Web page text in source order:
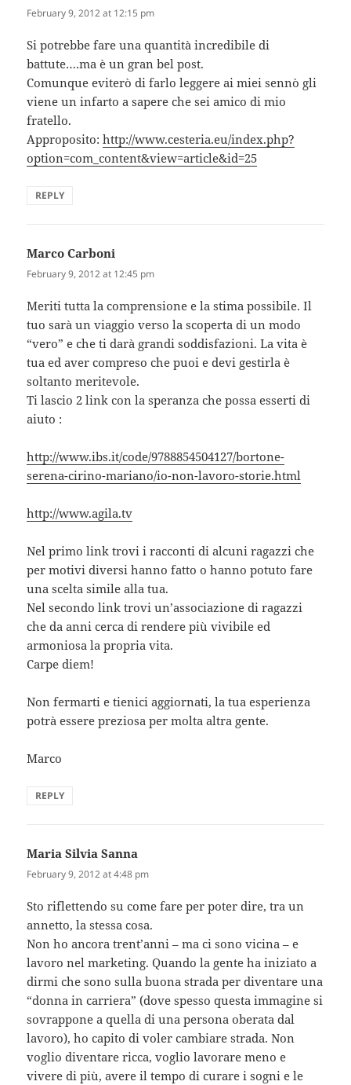
February 9, 2012 at 12:15 pm
Si potrebbe fare una quantità incredibile di
battute….ma è un gran bel post.
Comunque eviterò di farlo leggere ai miei sennò gli
viene un infarto a sapere che sei amico di mio
fratello.
Approposito:http://www.cesteria.eu/index.php?
option=com_content&view=article&id=25
REPLY
Marco Carboni
February 9, 2012 at 12:45 pm
Meriti tutta la comprensione e la stima possibile. Il
tuo sarà un viaggio verso la scoperta di un modo
“vero” e che ti darà grandi soddisfazioni. La vita è
tua ed aver compreso che puoi e devi gestirla è
soltanto meritevole.
Ti lascio 2 link con la speranza che possa esserti di
aiuto :
http://www.ibs.it/code/9788854504127/bortone-
serena-cirino-mariano/io-non-lavoro-storie.html
http://www.agila.tv
Nel primo link trovi i racconti di alcuni ragazzi che
per motivi diversi hanno fatto o hanno potuto fare
una scelta simile alla tua.
Nel secondo link trovi un’associazione di ragazzi
che da anni cerca di rendere più vivibile ed
armoniosa la propria vita.
Carpe diem!
Non fermarti e tienici aggiornati, la tua esperienza
potrà essere preziosa per molta altra gente.
Marco
REPLY
Maria Silvia Sanna
February 9, 2012 at 4:48 pm
Sto riflettendo su come fare per poter dire, tra un
annetto, la stessa cosa.
Non ho ancora trent’anni – ma ci sono vicina – e
lavoro nel marketing. Quando la gente ha iniziato a
dirmi che sono sulla buona strada per diventare una
“donna in carriera” (dove spesso questa immagine si
sovrappone a quella di una persona oberata dal
lavoro), ho capito di voler cambiare strada. Non
voglio diventare ricca, voglio lavorare meno e
vivere di più, avere il tempo di curare i sogni e le